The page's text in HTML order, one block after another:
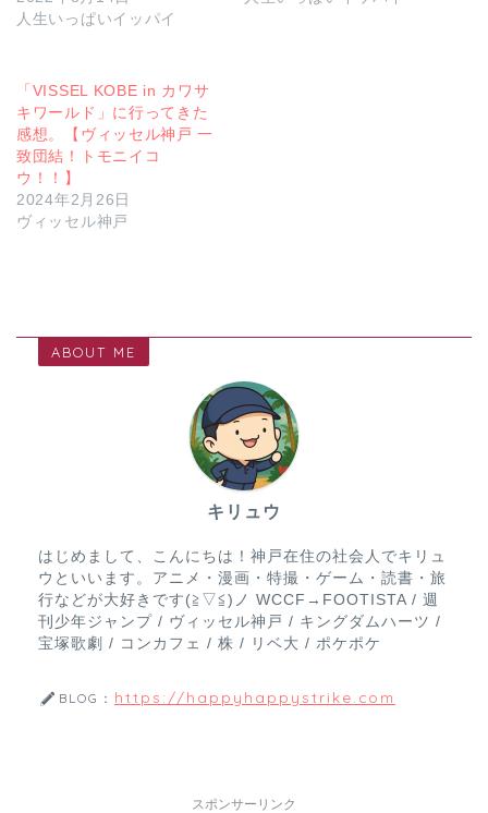
人生いっぱいイッパイ
「VISSEL KOBE in カワサ
キワールド」に行ってきた
感想。【ヴィッセル神戸 一
致団結！トモニイコ
ウ！！】
2024年2月26日
ヴィッセル神戸
ABOUT ME
キリュウ
はじめまして、こんにちは！神戸在住の社会人でキリュ
ウといいます。アニメ・漫画・特撮・ゲーム・読書・旅
行などが大好きです(≧▽≦)ノ WCCF→FOOTISTA / 週
刊少年ジャンプ / ヴィッセル神戸 / キングダムハーツ /
宝塚歌劇 / コンカフェ / 株 / リベ大 / ポケポケ
BLOG： https://happyhappystrike.com
スポンサーリンク